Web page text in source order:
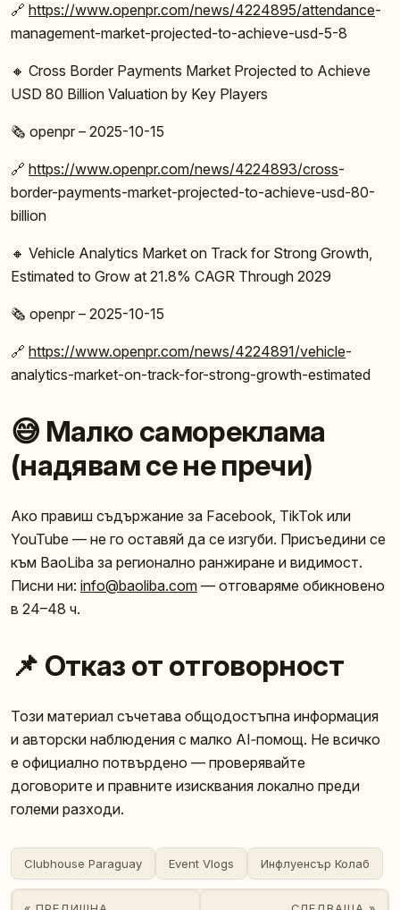
🔗 https://www.openpr.com/news/4224895/attendance-
management-market-projected-to-achieve-usd-5-8
🔸 Cross Border Payments Market Projected to Achieve
USD 80 Billion Valuation by Key Players
🗞️ openpr – 2025-10-15
🔗 https://www.openpr.com/news/4224893/cross-
border-payments-market-projected-to-achieve-usd-80-
billion
🔸 Vehicle Analytics Market on Track for Strong Growth,
Estimated to Grow at 21.8% CAGR Through 2029
🗞️ openpr – 2025-10-15
🔗 https://www.openpr.com/news/4224891/vehicle-
analytics-market-on-track-for-strong-growth-estimated
😅 Малко самореклама
(надявам се не пречи)
Ако правиш съдържание за Facebook, TikTok или
YouTube — не го оставяй да се изгуби. Присъедини се
към BaoLiba за регионално ранжиране и видимост.
Писни ни: info@baoliba.com — отговаряме обикновено
в 24–48 ч.
📌 Отказ от отговорност
Този материал съчетава общодостъпна информация
и авторски наблюдения с малко AI‑помощ. Не всичко
е официално потвърдено — проверявайте
договорите и правните изисквания локално преди
големи разходи.
Clubhouse Paraguay Event Vlogs Инфлуенсър Колаб